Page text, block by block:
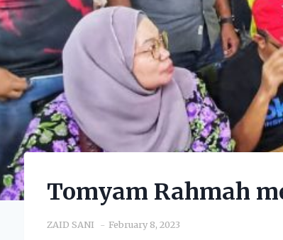
Tomyam Rahmah
ZAID SANI February 8, 2023